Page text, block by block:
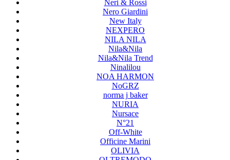
Neri & Rossi
Nero Giardini
New Italy
NEXPERO
NILA NILA
Nila&Nila
Nila&Nila Trend
Ninalilou
NOA HARMON
NoGRZ
norma j baker
NURIA
Nursace
N°21
Off-White
Officine Marini
OLIVIA